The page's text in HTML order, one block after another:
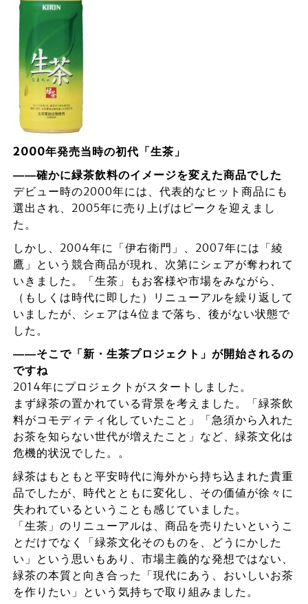
2000年発売当時の初代「生茶」
――確かに緑茶飲料のイメージを変えた商品でした
デビュー時の2000年には、代表的なヒット商品にも
選出され、2005年に売り上げはピークを迎えまし
た。
しかし、2004年に「伊右衛門」、2007年には「綾
鷹」という競合商品が現れ、次第にシェアが奪われて
いきました。「生茶」もお客様や市場をみながら、
（もしくは時代に即した）リニューアルを繰り返して
いましたが、シェアは4位まで落ち、後がない状態で
した。
――そこで「新・生茶プロジェクト」が開始されるの
ですね
2014年にプロジェクトがスタートしました。
まず緑茶の置かれている背景を考えました。「緑茶飲
料がコモディティ化していたこと」「急須から入れた
お茶を知らない世代が増えたこと」など、緑茶文化は
危機的状況でした。。
緑茶はもともと平安時代に海外から持ち込まれた貴重
品でしたが、時代とともに変化し、その価値が徐々に
失われているということも感じていました。
「生茶」のリニューアルは、商品を売りたいというこ
とだけでなく「緑茶文化そのものを、どうにかした
い」という思いもあり、市場主義的な発想ではない、
緑茶の本質と向き合った「現代にあう、おいしいお茶
を作りたい」という気持ちで取り組みました。